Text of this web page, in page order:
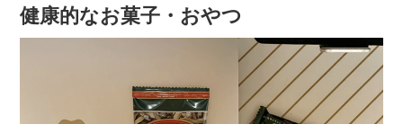
健康的なお菓子・おやつ